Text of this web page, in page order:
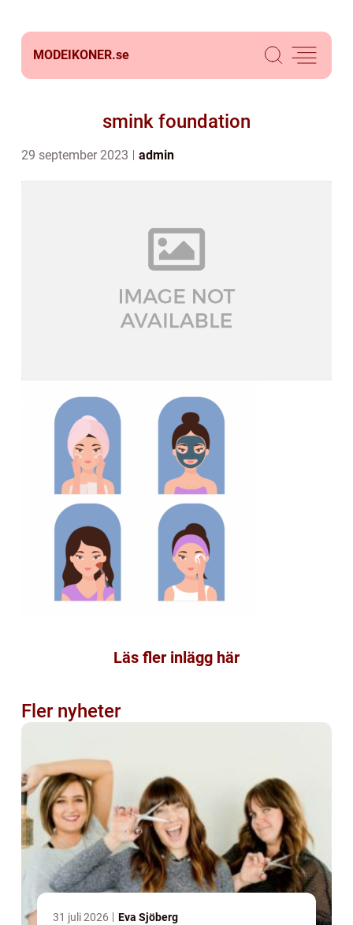
MODEIKONER.se
smink foundation
29 september 2023 admin
Läs fler inlägg här
Fler nyheter
31 juli 2026 Eva Sjöberg